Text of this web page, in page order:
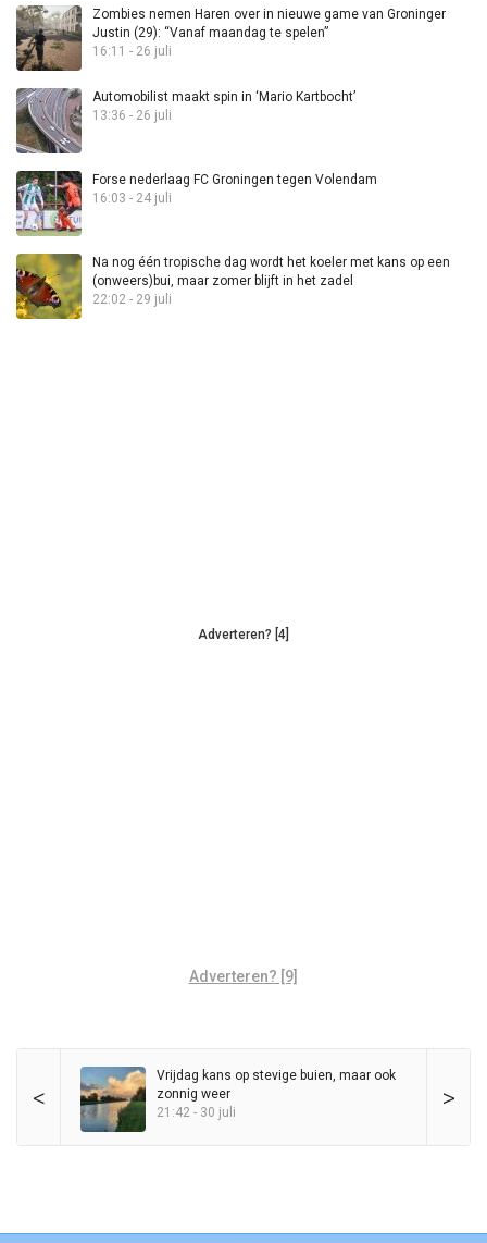
Zombies nemen Haren over in nieuwe game van Groninger
Justin (29): “Vanaf maandag te spelen”
16:11 - 26 juli
Automobilist maakt spin in ‘Mario Kartbocht’
13:36 - 26 juli
Forse nederlaag FC Groningen tegen Volendam
16:03 - 24 juli
Na nog één tropische dag wordt het koeler met kans op een
(onweers)bui, maar zomer blijft in het zadel
22:02 - 29 juli
Adverteren? [4]
Adverteren? [9]
< >
Vrijdag kans op stevige buien, maar ook
zonnig weer
21:42 - 30 juli